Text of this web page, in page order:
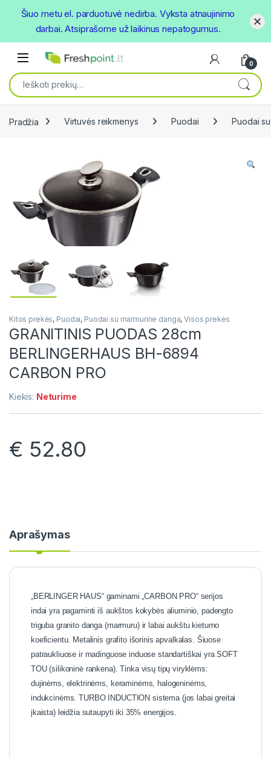
Open
0
Ieškoti:
Pradžia Virtuvės reikmenys Puodai Puodai
Kitos prekės, Puodai, Puodai su marmurine danga,Visos prekės
GRANITINIS PUODAS 28cm
BERLINGERHAUS BH-6894
CARBON PRO
Kiekis: Neturime
€ 52.80
Aprašymas
„BERLINGER HAUS“ gaminami „CARBON PRO“ serijos
indai yra pagaminti iš aukštos kokybės aliuminio, padengto
triguba granito danga (marmuru) ir labai aukštu kietumo
koeficientu. Metalinis grafito išorinis apvalkalas. Šiuose
patraukliuose ir madinguose induose standartiškai yra SOFT
TOU (silikoninė rankena). Tinka visų tipų viryklėms:
dujinėms, elektrinėms, keraminėms, halogeninėms,
indukcinėms. TURBO INDUCTION sistema (jos labai greitai
įkaista) leidžia sutaupyti iki 35% energijos.
Šiuo metu el. parduotuvė nedirba. Vyksta atnaujinimo
darbai. Atsiprašome už laikinus nepatogumus.